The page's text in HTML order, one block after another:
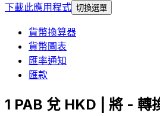
下載此應用程式 切換選單
貨幣換算器
貨幣圖表
匯率通知
匯款
1 PAB 兌 HKD | 將 - 轉